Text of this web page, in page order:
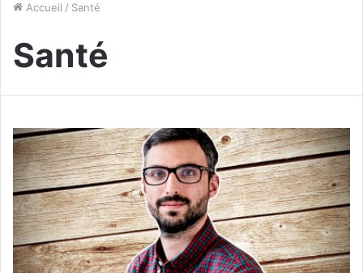
Accueil / Santé
Santé